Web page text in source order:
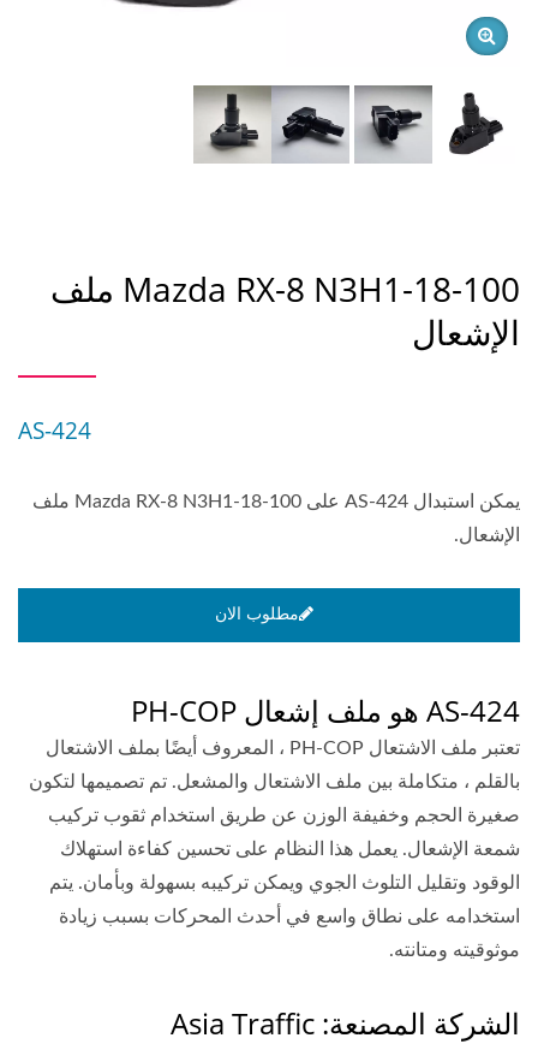
Mazda RX-8 N3H1-18-100 ملف
الإشعال
AS-424
يمكن استبدال AS-424 على Mazda RX-8 N3H1-18-100 ملف
الإشعال.
مطلوب الان
AS-424 هو ملف إشعال PH-COP
تعتبر ملف الاشتعال PH-COP ، المعروف أيضًا بملف الاشتعال
بالقلم ، متكاملة بين ملف الاشتعال والمشعل. تم تصميمها لتكون
صغيرة الحجم وخفيفة الوزن عن طريق استخدام ثقوب تركيب
شمعة الإشعال. يعمل هذا النظام على تحسين كفاءة استهلاك
الوقود وتقليل التلوث الجوي ويمكن تركيبه بسهولة وبأمان. يتم
استخدامه على نطاق واسع في أحدث المحركات بسبب زيادة
موثوقيته ومتانته.
الشركة المصنعة: Asia Traffic